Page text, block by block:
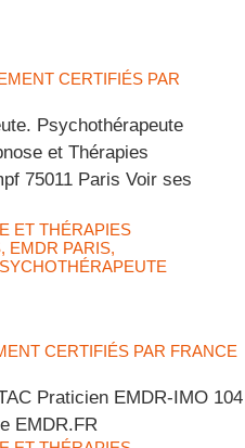
CERTIFIÉS PAR
Psychothérapeute
et Thérapies
75011 Paris Voir ses
ET THÉRAPIES
, EMDR PARIS,
CERTIFIÉS PAR FRANCE
Praticien EMDR-IMO 104
EMDR.FR